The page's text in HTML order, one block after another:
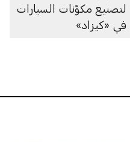
لتصنيع مكوّنات السيارات
في «كيزاد»